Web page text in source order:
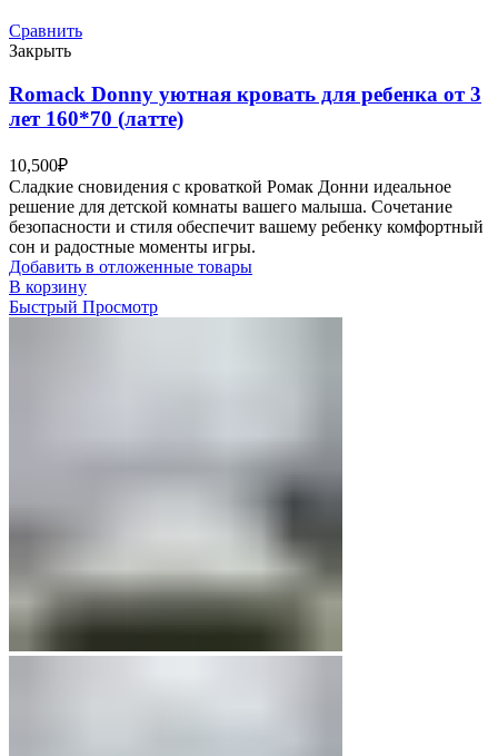
Сравнить
Закрыть
Romack Donny уютная кровать для ребенка от 3
лет 160*70 (латте)
10,500₽
Сладкие сновидения с кроваткой Ромак Донни идеальное
решение для детской комнаты вашего малыша. Сочетание
безопасности и стиля обеспечит вашему ребенку комфортный
сон и радостные моменты игры.
Добавить в отложенные товары
В корзину
Быстрый Просмотр